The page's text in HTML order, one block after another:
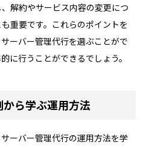
解約やサービス内容の変更につ
重要です。これらのポイントを
ーバー管理代行を選ぶことがで
に行うことができるでしょう。
ら学ぶ運用方法
ーバー管理代行の運用方法を学